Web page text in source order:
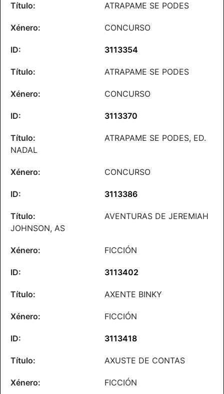
ATRAPAME SE PODES
CONCURSO
3113354
ATRAPAME SE PODES
CONCURSO
3113370
ATRAPAME SE PODES, ED.
NADAL
CONCURSO
3113386
AVENTURAS DE JEREMIAH
JOHNSON, AS
FICCIÓN
3113402
AXENTE BINKY
FICCIÓN
3113418
AXUSTE DE CONTAS
FICCIÓN